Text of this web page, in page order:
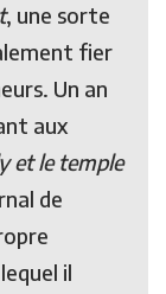
, une sorte
fier
Un an
aux
et le temple
de
il